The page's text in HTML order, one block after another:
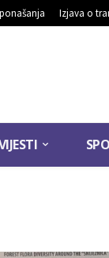
Izjava o